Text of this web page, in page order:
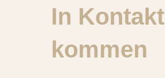
In Kontakt
kommen